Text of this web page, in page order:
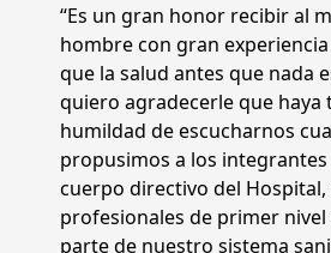
“Es un gran honor recibir al
hombre con gran
que la salud antes que nada
quiero agradecerle que haya
humildad de escucharnos
propusimos a los integrantes
cuerpo directivo del
profesionales de primer
parte de nuestro sistema